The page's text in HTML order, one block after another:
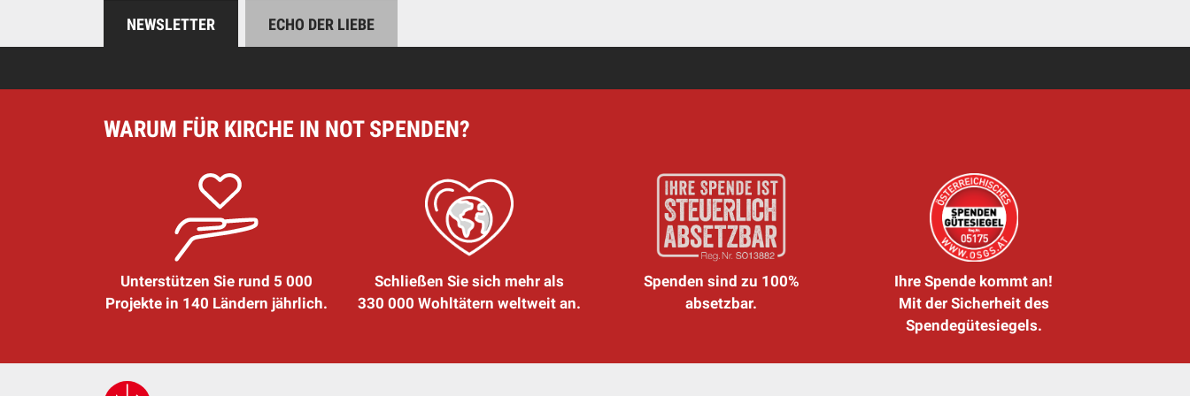
NEWSLETTER ECHO DER LIEBE
WARUM FÜR KIRCHE IN NOT SPENDEN?
Unterstützen Sie rund 5 000
Projekte in 140 Ländern jährlich.
Schließen Sie sich mehr als
330 000 Wohltätern weltweit an.
Spenden sind zu 100%
absetzbar.
Ihre Spende kommt an!
Mit der Sicherheit des
Spendegütesiegels.